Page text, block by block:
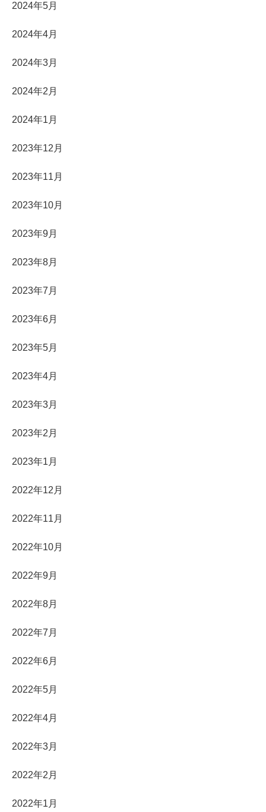
2024年5月
2024年4月
2024年3月
2024年2月
2024年1月
2023年12月
2023年11月
2023年10月
2023年9月
2023年8月
2023年7月
2023年6月
2023年5月
2023年4月
2023年3月
2023年2月
2023年1月
2022年12月
2022年11月
2022年10月
2022年9月
2022年8月
2022年7月
2022年6月
2022年5月
2022年4月
2022年3月
2022年2月
2022年1月